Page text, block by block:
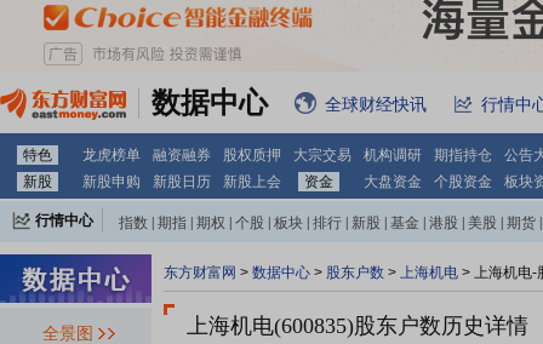
数据中心 全球财经快讯 行情中
特色 龙虎榜单 融资融券 股权质押 大宗交易 机构调研 期指持仓
公告
新股
新股申购 新股日历 新股上会 资金 大盘资金 个股资金 板块
行情中心 指数 期指 期权 个股 板块 排行 新股 基金 港股 美股 期货
全景图
东方财富网 > 数据中心 > 股东户数 > 上海机电 > 上海机电-
上海机电(600835)股东户数历史详情